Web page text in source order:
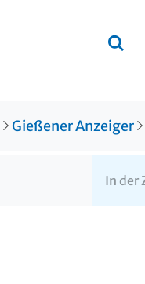
Gießener Anzeiger